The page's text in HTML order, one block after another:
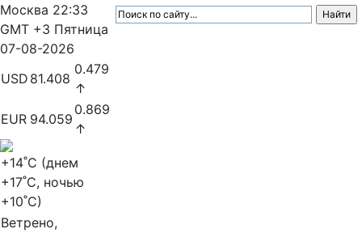
Москва 22:33
GMT +3 Пятница
07-08-2026
USD 81.408
0.479
↑
EUR 94.059
0.869
↑
+14˚C (днем
+17˚C, ночью
+10˚C)
Ветрено,